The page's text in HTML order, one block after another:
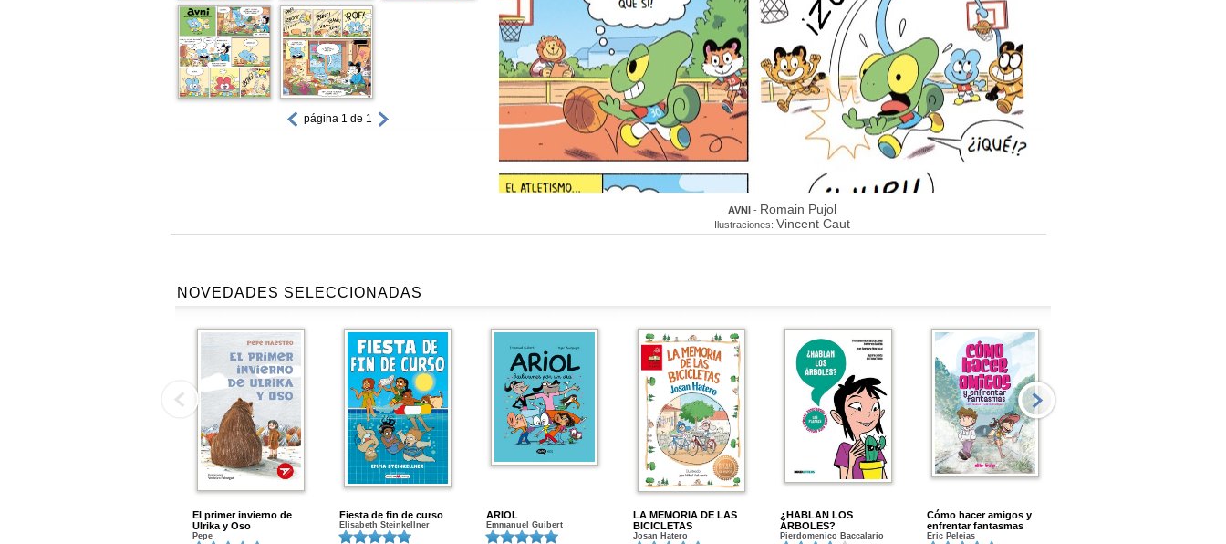
página 1 de 1
AVNI- Romain Pujol
Ilustraciones: Vincent Caut
NOVEDADES SELECCIONADAS
El primer invierno de
Ulrika y Oso
Pepe
Fiesta de fin de curso
Elisabeth Steinkellner
ARIOL
Emmanuel Guibert
LA MEMORIA DE LAS
BICICLETAS
Josan Hatero
¿HABLAN LOS
ÁRBOLES?
Pierdomenico Baccalario
Cómo hacer amigos y
enfrentar fantasmas
Eric Peleias